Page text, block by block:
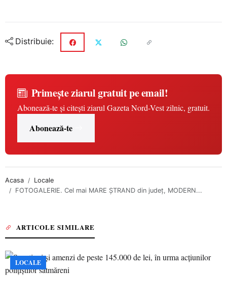
Distribuie:
Primește ziarul gratuit pe email!
Abonează-te și citești ziarul Gazeta Nord-Vest zilnic, gratuit.
Abonează-te
Acasa
Locale
FOTOGALERIE. Cel mai MARE ȘTRAND din județ, MODERN...
ARTICOLE SIMILARE
LOCALE